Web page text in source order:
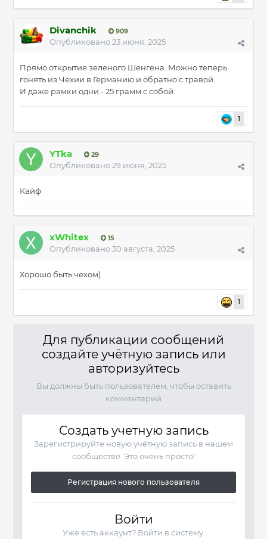
Divanchik 909
Опубликовано23 июня, 2025
Прямо открытие зеленого Шенгена. Можно теперь
гонять из Чехии в Германию и обратно с травой.
И даже рамки одни - 25 грамм с собой.
1
YTka 29
Опубликовано29 июня, 2025
Кайф
xWhitex 15
Опубликовано30 августа, 2025
Хорошо быть чехом)
1
Для публикации сообщений
создайте учётную запись или
авторизуйтесь
Вы должны быть пользователем, чтобы оставить
комментарий
Создать учетную запись
Зарегистрируйте новую учётную запись в нашем
сообществе. Это очень просто!
Регистрация нового пользователя
Войти
Уже есть аккаунт? Войти в систему.